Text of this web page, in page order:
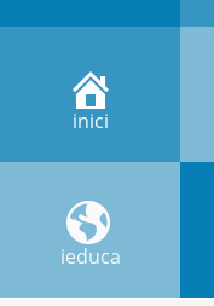
inici
ieduca